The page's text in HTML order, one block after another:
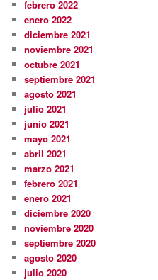
febrero 2022
enero 2022
diciembre 2021
noviembre 2021
octubre 2021
septiembre 2021
agosto 2021
julio 2021
junio 2021
mayo 2021
abril 2021
marzo 2021
febrero 2021
enero 2021
diciembre 2020
noviembre 2020
septiembre 2020
agosto 2020
julio 2020